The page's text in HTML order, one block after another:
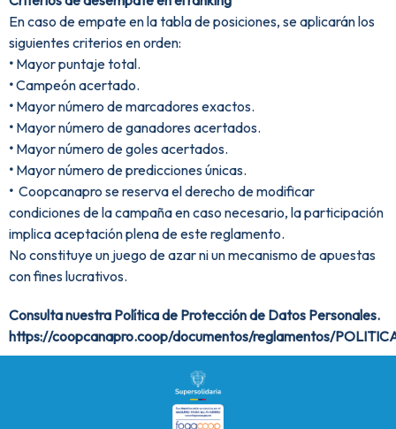
En caso de empate en la tabla de posiciones, se aplicarán los
siguientes criterios en orden:
• Mayor puntaje total.
•Campeón acertado.
• Mayor número de marcadores exactos.
• Mayor número de ganadores acertados.
• Mayor número de goles acertados.
• Mayor número de predicciones únicas.
• Coopcanapro se reserva el derecho de modificar
condiciones de la campaña en caso necesario, la participación
implica aceptación plena de este reglamento.
No constituye un juego de azar ni un mecanismo de apuestas
con fines lucrativos.
Consulta nuestra Política de Protección de Datos Personales.
https://coopcanapro.coop/documentos/reglamentos/